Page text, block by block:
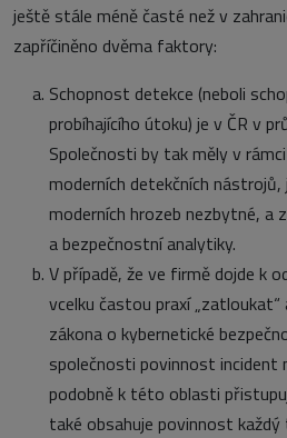
ještě stále méně časté než v
zapříčiněno dvěma faktory:
Schopnost detekce (neboli
probíhajícího útoku) je v ČR v
Společnosti by tak měly v
moderních detekčních nástrojů,
moderních hrozeb nezbytné, a
a bezpečnostní analytiky.
V případě, že ve firmě dojde k
vcelku častou praxí
zákona o kybernetické
společnosti povinnost incident
podobně k této oblasti
také obsahuje povinnost